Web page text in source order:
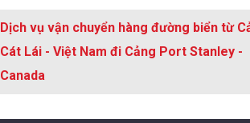
Dịch vụ vận chuyển hàng đường biển từ
Cát Lái - Việt Nam đi Cảng Port Stanley -
Canada